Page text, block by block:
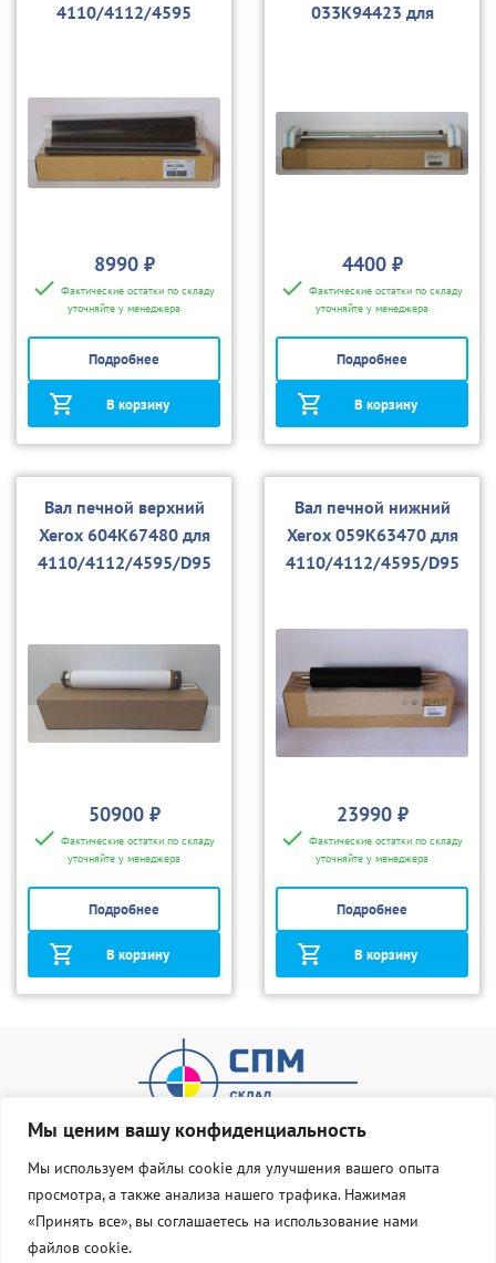
Мы ценим вашу конфиденциальность
Мы используем файлы cookie для улучшения вашего опыта
просмотра, а также анализа нашего трафика. Нажимая
«Принять все», вы соглашаетесь на использование нами
файлов cookie.
4110/4112/4595
8990 ₽
Фактические остатки по складу
уточняйте у менеджера
Подробнее
В корзину
033K94423 для
4400 ₽
Фактические остатки по складу
уточняйте у менеджера
Подробнее
В корзину
Вал печной верхний
Xerox 604K67480 для
4110/4112/4595/D95
50900 ₽
Фактические остатки по складу
уточняйте у менеджера
Подробнее
В корзину
Вал печной нижний
Xerox 059K63470 для
4110/4112/4595/D95
23990 ₽
Фактические остатки по складу
уточняйте у менеджера
Подробнее
В корзину
О нас
Оплата и доставка
Статус Груза
Контакты